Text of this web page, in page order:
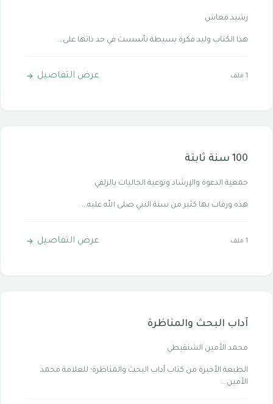
رشيد معاش
هذا الكتاب وليد فكرة بسيطة تأسست في حد ذاتها على...
1 ملف عرض التفاصيل
100 سنة ثابتة
جمعية الدعوة والإرشاد وتوعية الجاليات بالزلفي
هذه ورقات بها كثير من سنة النبي صلى الله عليه...
1 ملف عرض التفاصيل
آداب البحث والمناظرة
محمد الأمين الشنقيطي
الطبعة الأخيرة من كتاب آداب البحث والمناظرة؛ للعلامة محمد
الأمين...